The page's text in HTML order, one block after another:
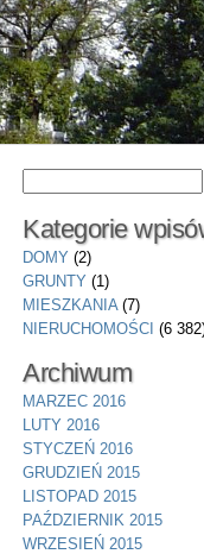
Kategorie
DOMY (2)
GRUNTY (1)
MIESZKANIA(7)
NIERUCHOMOŚCI (6
Archiwum
MARZEC 2016
LUTY 2016
STYCZEŃ 2016
GRUDZIEŃ 2015
LISTOPAD 2015
PAŹDZIERNIK 2015
WRZESIEŃ 2015